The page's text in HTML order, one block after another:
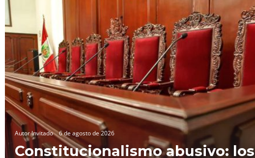
Autor Invitado 6 de agosto de 2026
Constitucionalismo abusivo: los